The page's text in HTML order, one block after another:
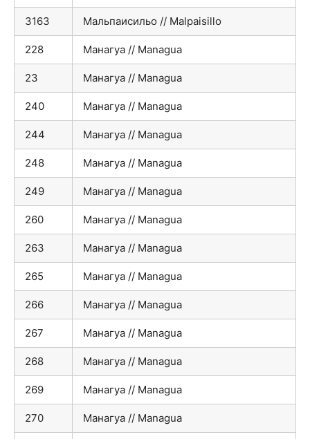
3163 Мальпаисильо // Malpaisillo
228 Манагуа // Managua
23 Манагуа // Managua
240 Манагуа // Managua
244 Манагуа // Managua
248 Манагуа // Managua
249 Манагуа // Managua
260 Манагуа // Managua
263 Манагуа // Managua
265 Манагуа // Managua
266 Манагуа // Managua
267 Манагуа // Managua
268 Манагуа // Managua
269 Манагуа // Managua
270 Манагуа // Managua